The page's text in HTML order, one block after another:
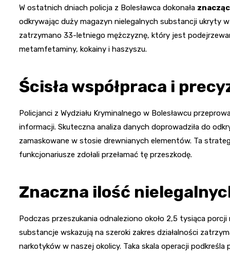
W ostatnich dniach policja z Bolesławca dokonała
odkrywając duży magazyn nielegalnych substancji ukryty
zatrzymano 33-letniego mężczyznę, który jest
metamfetaminy, kokainy i haszyszu.
Ścisła współpraca i
Policjanci z Wydziału Kryminalnego w Bolesławcu
informacji. Skuteczna analiza danych doprowadziła do
zamaskowane w stosie drewnianych elementów. Ta
funkcjonariusze zdołali przełamać tę przeszkodę.
Znaczna ilość
Podczas przeszukania odnaleziono około 2,5 tysiąca
substancje wskazują na szeroki zakres działalności
narkotyków w naszej okolicy. Taka skala operacji